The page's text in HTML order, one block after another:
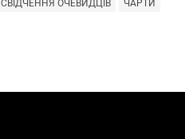
СВІДЧЕННЯ ОЧЕВИДЦІВ
ЧАРТИ